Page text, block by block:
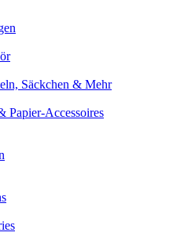
Säckchen & Mehr
Papier-Accessoires